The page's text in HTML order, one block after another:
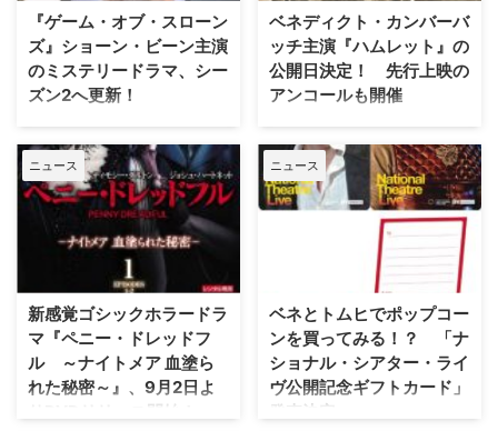
TV Lineが報じている。 【関連記
事】ライアン・フィリップ主演
『ザ・シューター』、現在放送中
のシーズン3…
Varietyが報じている。 【…
『ゲーム・オブ・スローン
ズ』ショーン・ビーン主演
のミステリードラマ、シー
ズン2へ更新！
『ロード・オブ・ザ・リング』
『ゲーム・オブ・スローンズ』で
知られるショーン・ビーンが19世
紀のイギリス・ロンドンを舞台と
する犯罪ミステリードラマ『The
Frankenstein Chronicles（原
題）』に出演することは以前お伝
えしたが、同シリーズの更新が決
定したことが明らかとなった。英
Digital Spyが報…
ベネディクト・カンバーバ
ッチ主演『ハムレット』の
公開日決定！ 先行上映の
アンコールも開催
演劇界最高峰の英国ロイヤル・ナ
ショナル・シアターが厳選した世
界の名舞台を、映画館ならではの
趣向を凝らして楽しめる企画「ナ
ショナル・シアター・ライヴ」
（以下、NTL）。その2016年版
の上演作品が決まったことはすで
にお伝えしたが、この度、上映作
6本のうち最初の3本の公開日が
決定した。 【関連記事】NTLを
オススメする三つ…
ニュース
新感覚ゴシックホラードラ
マ『ペニー・ドレッドフ
ル ～ナイトメア 血塗ら
れた秘密～』、9月2日よ
りDVDリリース開始！
ニュース
ベネとトムヒでポップコー
ンを買ってみる！？ 「ナ
ショナル・シアター・ライ
ヴ公開記念ギフトカード」
発売決定